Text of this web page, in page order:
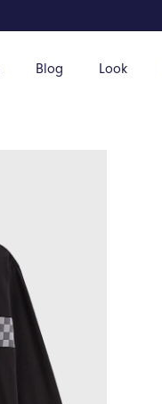
Blog Look